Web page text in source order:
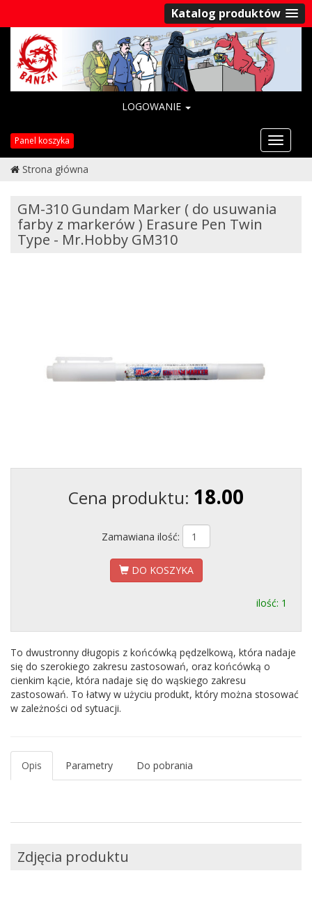
Katalog produktów
LOGOWANIE
Panel koszyka
Strona główna
GM-310 Gundam Marker ( do usuwania
farby z markerów ) Erasure Pen Twin
Type - Mr.Hobby GM310
Cena produktu: 18.00
Zamawiana ilość:
DO KOSZYKA
ilość: 1
To dwustronny długopis z końcówką pędzelkową, która nadaje
się do szerokiego zakresu zastosowań, oraz końcówką o
cienkim kącie, która nadaje się do wąskiego zakresu
zastosowań. To łatwy w użyciu produkt, który można stosować
w zależności od sytuacji.
Opis Parametry Do pobrania
Zdjęcia produktu